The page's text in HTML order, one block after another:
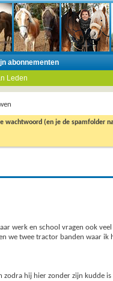
Leden
abonnementen
(en je de spamfolder
werk en school vragen ook
we twee tractor banden waar
hij hier zonder zijn kudde